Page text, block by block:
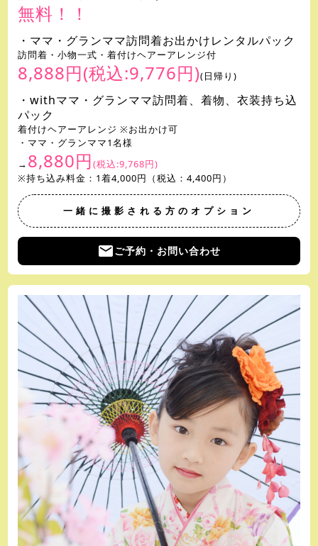
無料！！
・ママ・グランママ訪問着お出かけレンタルパック
訪問着・小物一式・着付けヘアーアレンジ付
8,888円(税込:9,776円)(日帰り)
・withママ・グランママ訪問着、着物、衣装持ち込
パック
着付けヘアーアレンジ ※お出かけ可
・ママ・グランママ1名様
→ 8,880円(税込:9,768円)
※持ち込み料金：1着4,000円（税込：4,400円）
一緒に撮影される方のオプション
emailご予約・お問い合わせ